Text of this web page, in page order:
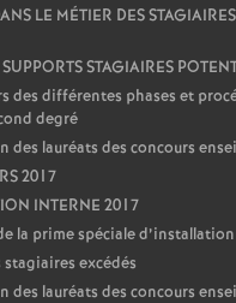
LE MÉTIER DES
SUPPORTS STAGIAIRES
des différentes phases et
degré
des lauréats des concours
2017
INTERNE 2017
la prime spéciale d’installation
stagiaires excédés
des lauréats des concours